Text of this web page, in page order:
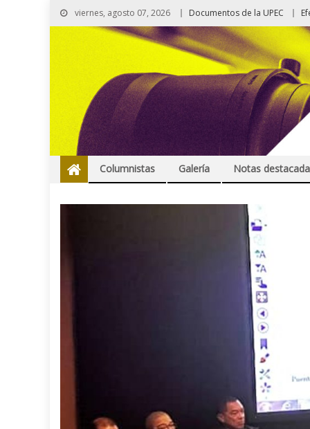
viernes, agosto 07, 2026 Documentos de la UPEC
Columnistas Galería Notas